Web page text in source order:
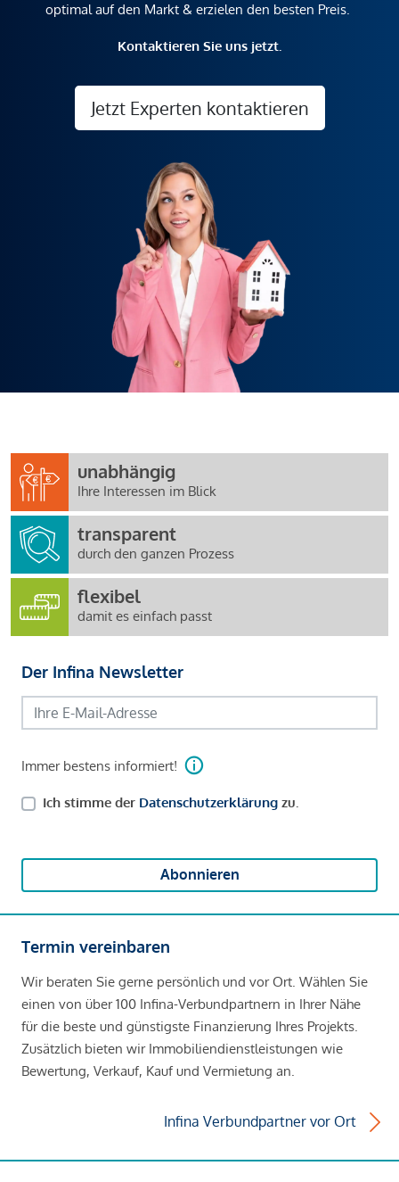
optimal auf den Markt & erzielen den besten Preis.
Kontaktieren Sie uns jetzt.
Jetzt Experten kontaktieren
unabhängig
Ihre Interessen im Blick
transparent
durch den ganzen Prozess
flexibel
damit es einfach passt
Der Infina Newsletter
Immer bestens informiert!
Ich stimme der Datenschutzerklärung zu.
Abonnieren
Termin vereinbaren
Wir beraten Sie gerne persönlich und vor Ort. Wählen Sie
einen von über 100 Infina-Verbundpartnern in Ihrer Nähe
für die beste und günstigste Finanzierung Ihres Projekts.
Zusätzlich bieten wir Immobiliendienstleistungen wie
Bewertung, Verkauf, Kauf und Vermietung an.
Infina Verbundpartner vor Ort